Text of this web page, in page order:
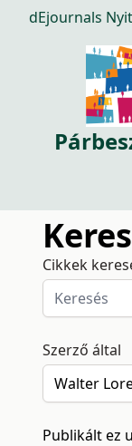
dEjournals
Cikkek
Szerző által
Publikált ez